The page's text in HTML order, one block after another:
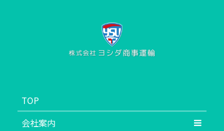
TOP
会社案内